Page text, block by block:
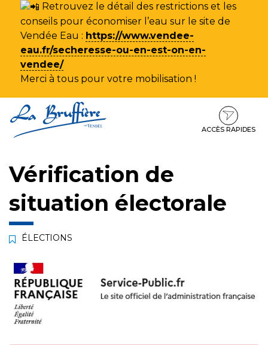
Retrouvez le détail des restrictions et les
conseils pour économiser l’eau sur le site de
Vendée Eau : https://www.vendee-
eau.fr/secheresse-ou-en-est-on-en-
vendee/
Merci à tous pour votre mobilisation !
au
contenu
au
ACCÈS RAPIDES
Vérification de
situation électorale
ÉLECTIONS